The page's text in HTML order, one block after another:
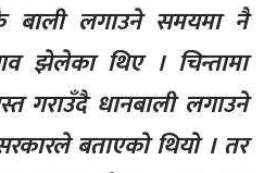
लगाउने समयमा नै
झेलेका थिए । चिन्तामा
गराउँदै धानबाली लगाउने
बताएको थियो । तर